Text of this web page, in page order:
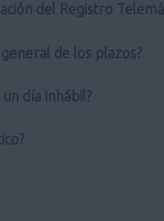
del Registro
de los plazos?
día inhábil?